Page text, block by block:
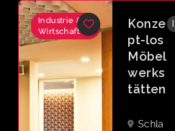
Industrie &
Wirtschaft
Konze
pt-los
Möbel
werks
tätten
Schla